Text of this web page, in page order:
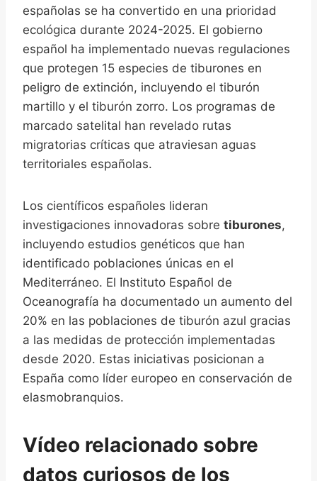
españolas se ha convertido en una prioridad
ecológica durante 2024-2025. El gobierno
español ha implementado nuevas regulaciones
que protegen 15 especies de tiburones en
peligro de extinción, incluyendo el tiburón
martillo y el tiburón zorro. Los programas de
marcado satelital han revelado rutas
migratorias críticas que atraviesan aguas
territoriales españolas.
Los científicos españoles lideran
investigaciones innovadoras sobre tiburones,
incluyendo estudios genéticos que han
identificado poblaciones únicas en el
Mediterráneo. El Instituto Español de
Oceanografía ha documentado un aumento del
20% en las poblaciones de tiburón azul gracias
a las medidas de protección implementadas
desde 2020. Estas iniciativas posicionan a
España como líder europeo en conservación de
elasmobranquios.
Vídeo relacionado sobre
datos curiosos de los